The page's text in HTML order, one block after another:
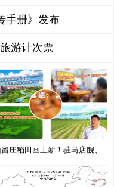
手册》发布
游计次票
庄稻田画上新！驻马店舰、